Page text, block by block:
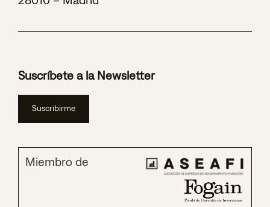
Suscríbete a la Newsletter
Suscribirme
Miembro de